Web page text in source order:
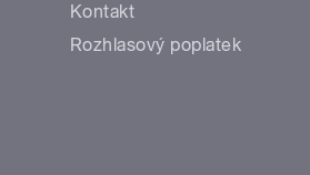
Kontakt
Rozhlasový poplatek